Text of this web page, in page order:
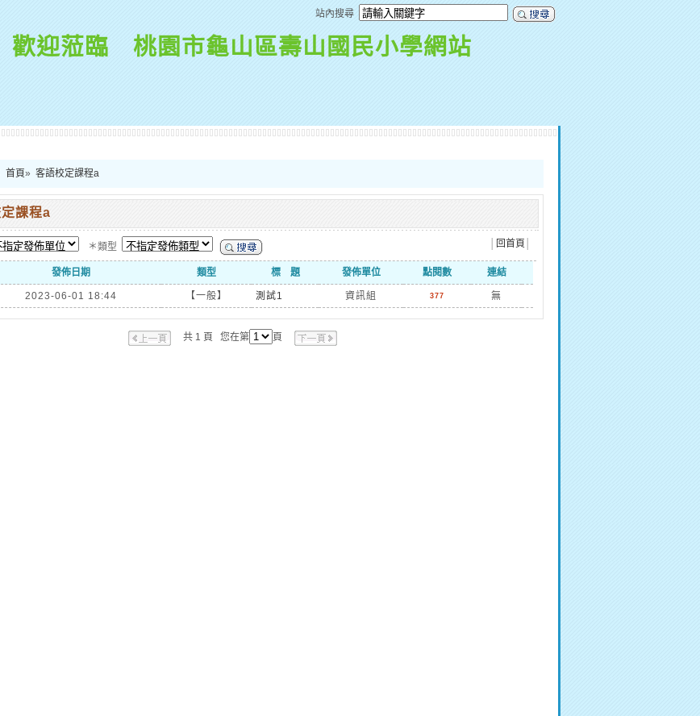
站內搜尋
歡迎蒞臨 桃園市龜山區壽山國民小學網站
首頁» 客語校定課程a
課程a
＊類型 回首頁
發佈日期 類型 標 題 發佈單位 點閱數 連結
2023-06-01 18:44 【一般】 測試1 資訊組 377 無
共 1 頁 您在第 頁